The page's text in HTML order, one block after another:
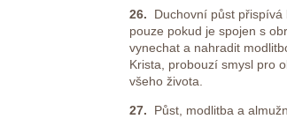
26. Duchovní půst
pouze pokud je spojen s
vynechat a nahradit
Krista, probouzí smysl pro
všeho života.
27. Půst, modlitba a